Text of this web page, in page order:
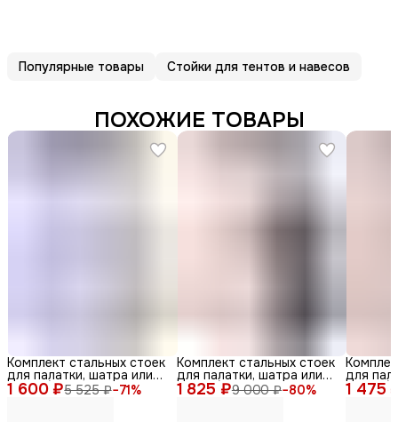
Популярные товары Стойки для тентов и навесов
ПОХОЖИЕ ТОВАРЫ
1 600 ₽5 525 ₽−71%
Комплект стальных стоек
для палатки, шатра или
тента (диаметр 18 мм,
длина 220 см, 2 шт.)
1 825 ₽9 000 ₽−80%
Комплект стальных стоек
для палатки, шатра или
тента (диаметр 25 мм,
длина 260 см, 2 шт.)
1 475
для
тента
длина